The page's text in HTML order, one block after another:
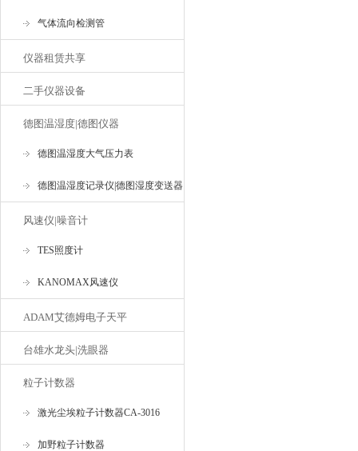
气体流向检测管
仪器租赁共享
二手仪器设备
德图温湿度|德图仪器
德图温湿度大气压力表
德图温湿度记录仪|德图湿度变送器
风速仪|噪音计
TES照度计
KANOMAX风速仪
ADAM艾德姆电子天平
台雄水龙头|洗眼器
粒子计数器
激光尘埃粒子计数器CA-3016
加野粒子计数器